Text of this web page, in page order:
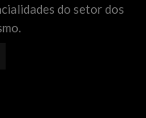
do setor dos